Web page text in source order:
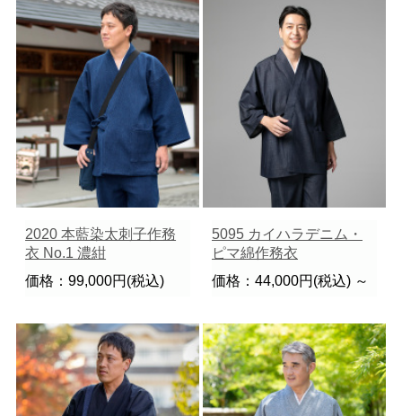
2020 本藍染太刺子作務
衣 No.1 濃紺
価格：99,000円(税込)
5095 カイハラデニム・
ピマ綿作務衣
価格：44,000円(税込) ～